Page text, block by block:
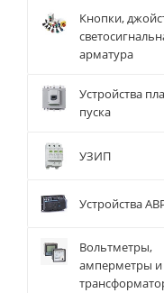
Кнопки,
арматура
Устройства
пуска
УЗИП
Устройства
Вольтметры,
амперметры и